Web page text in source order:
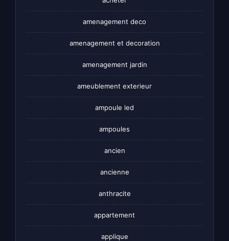
amenagement deco
amenagement et decoration
amenagement jardin
ameublement exterieur
ampoule led
ampoules
ancien
ancienne
anthracite
appartement
applique